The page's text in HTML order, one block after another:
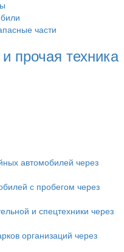
части
прочая техника
автомобилей через
с пробегом через
и спецтехники через
организаций через